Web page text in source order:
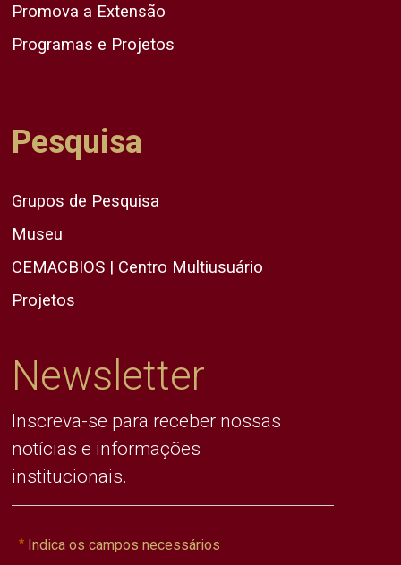
Promova a Extensão
Programas e Projetos
Pesquisa
Grupos de Pesquisa
Museu
CEMACBIOS | Centro Multiusuário
Projetos
Newsletter
Inscreva-se para receber nossas
notícias e informações
institucionais.
Indica os campos necessários